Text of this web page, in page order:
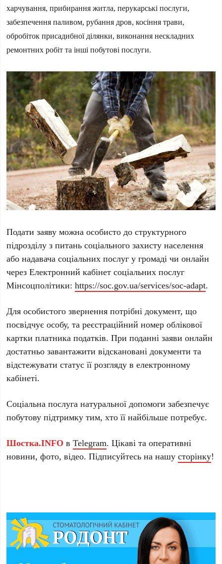
харчування, прибирання житла, перукарські послуги,
забезпечення паливом, рубання дров, косіння трави,
обробіток присадибної ділянки, виконання нескладних
ремонтних робіт та інші побутові послуги.
Подати заяву можна особисто до структурного
підрозділу з питань соціального захисту населення
або надавача соціальних послуг у громаді чи онлайн
через Електронний кабінет соціальних послуг
Мінсоцполітики:https://soc.gov.ua/services/soc-adapt.
Для особистого звернення потрібні документ, що
посвідчує особу, та реєстраційний номер облікової
картки платника податків. При поданні заяви онлайн
достатньо завантажити відскановані документи та
відстежувати статус її розгляду в електронному
кабінеті.
Соціальна послуга натуральної допомоги забезпечує
побутову підтримку тим, хто її найбільше потребує.
Шостка.INFO вTelegram. Цікаві та оперативні
новини, фото, відео. Підписуйтесь на нашусторінку!